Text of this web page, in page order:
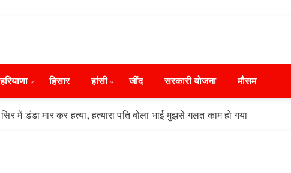
News Today, Narnaund News Live, Hansi News Live,
Alert in Haryana, Rain Alert in Haryana, Haryana Police
Portest News, Kisan Protest News, AHN News, Abtak
हरियाणा हिसार हांसी ‌जींद सरकारी योजना मौसम
में डंडा मार कर हत्या, हत्यारा पति बोला भाई मुझसे गलत काम हो गया